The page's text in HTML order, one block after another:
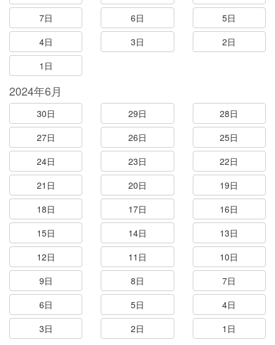
7日
6日
5日
4日
3日
2日
1日
2024年6月
30日 29日
28日
27日
26日
25日
24日
23日
22日
21日
20日
19日
18日
17日
16日
15日
14日
13日
12日
11日
10日
9日
8日
7日
6日
5日
4日
3日
2日 1日